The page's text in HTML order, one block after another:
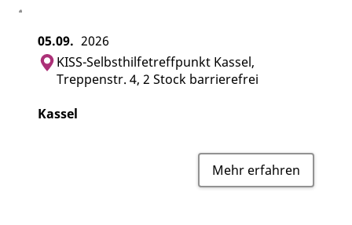
05.09. 2026
Kassel
KISS-Selbsthilfetreffpunkt Kassel,
Treppenstr. 4, 2 Stock barrierefrei
Mehr erfahren